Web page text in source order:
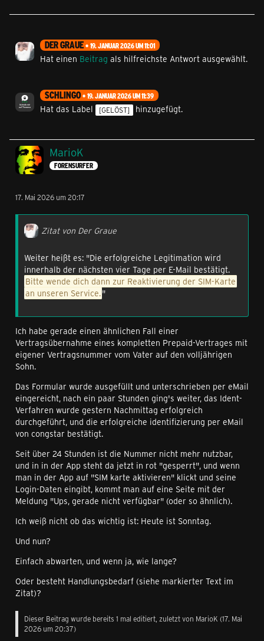
DER GRAUE 19. JANUAR 2026 UM 11:01
Hat einen Beitrag als hilfreichste Antwort ausgewählt.
SCHLINGO 19. JANUAR 2026 UM 11:39
Hat das Label [GELÖST] hinzugefügt.
MarioK
FORENSURFER
17. Mai 2026 um 20:17
Zitat von Der Graue
Weiter heißt es: "Die erfolgreiche Legitimation wird
innerhalb der nächsten vier Tage per E-Mail bestätigt.
Bitte wende dich dann zur Reaktivierung der SIM-Karte
an unseren Service."
Ich habe gerade einen ähnlichen Fall einer
Vertragsübernahme eines kompletten Prepaid-Vertrages mit
eigener Vertragsnummer vom Vater auf den volljährigen
Sohn.
Das Formular wurde ausgefüllt und unterschrieben per eMail
eingereicht, nach ein paar Stunden ging's weiter, das Ident-
Verfahren wurde gestern Nachmittag erfolgreich
durchgeführt, und die erfolgreiche identifizierung per eMail
von congstar bestätigt.
Seit über 24 Stunden ist die Nummer nicht mehr nutzbar,
und in in der App steht da jetzt in rot "gesperrt", und wenn
man in der App auf "SIM karte aktivieren" klickt und seine
Login-Daten eingibt, kommt man auf eine Seite mit der
Meldung "Ups, gerade nicht verfügbar" (oder so ähnlich).
Ich weiß nicht ob das wichtig ist: Heute ist Sonntag.
Und nun?
Einfach abwarten, und wenn ja, wie lange?
Oder besteht Handlungsbedarf (siehe markierter Text im
Zitat)?
Dieser Beitrag wurde bereits 1 mal editiert, zuletzt von MarioK (17. Mai
2026 um 20:37)